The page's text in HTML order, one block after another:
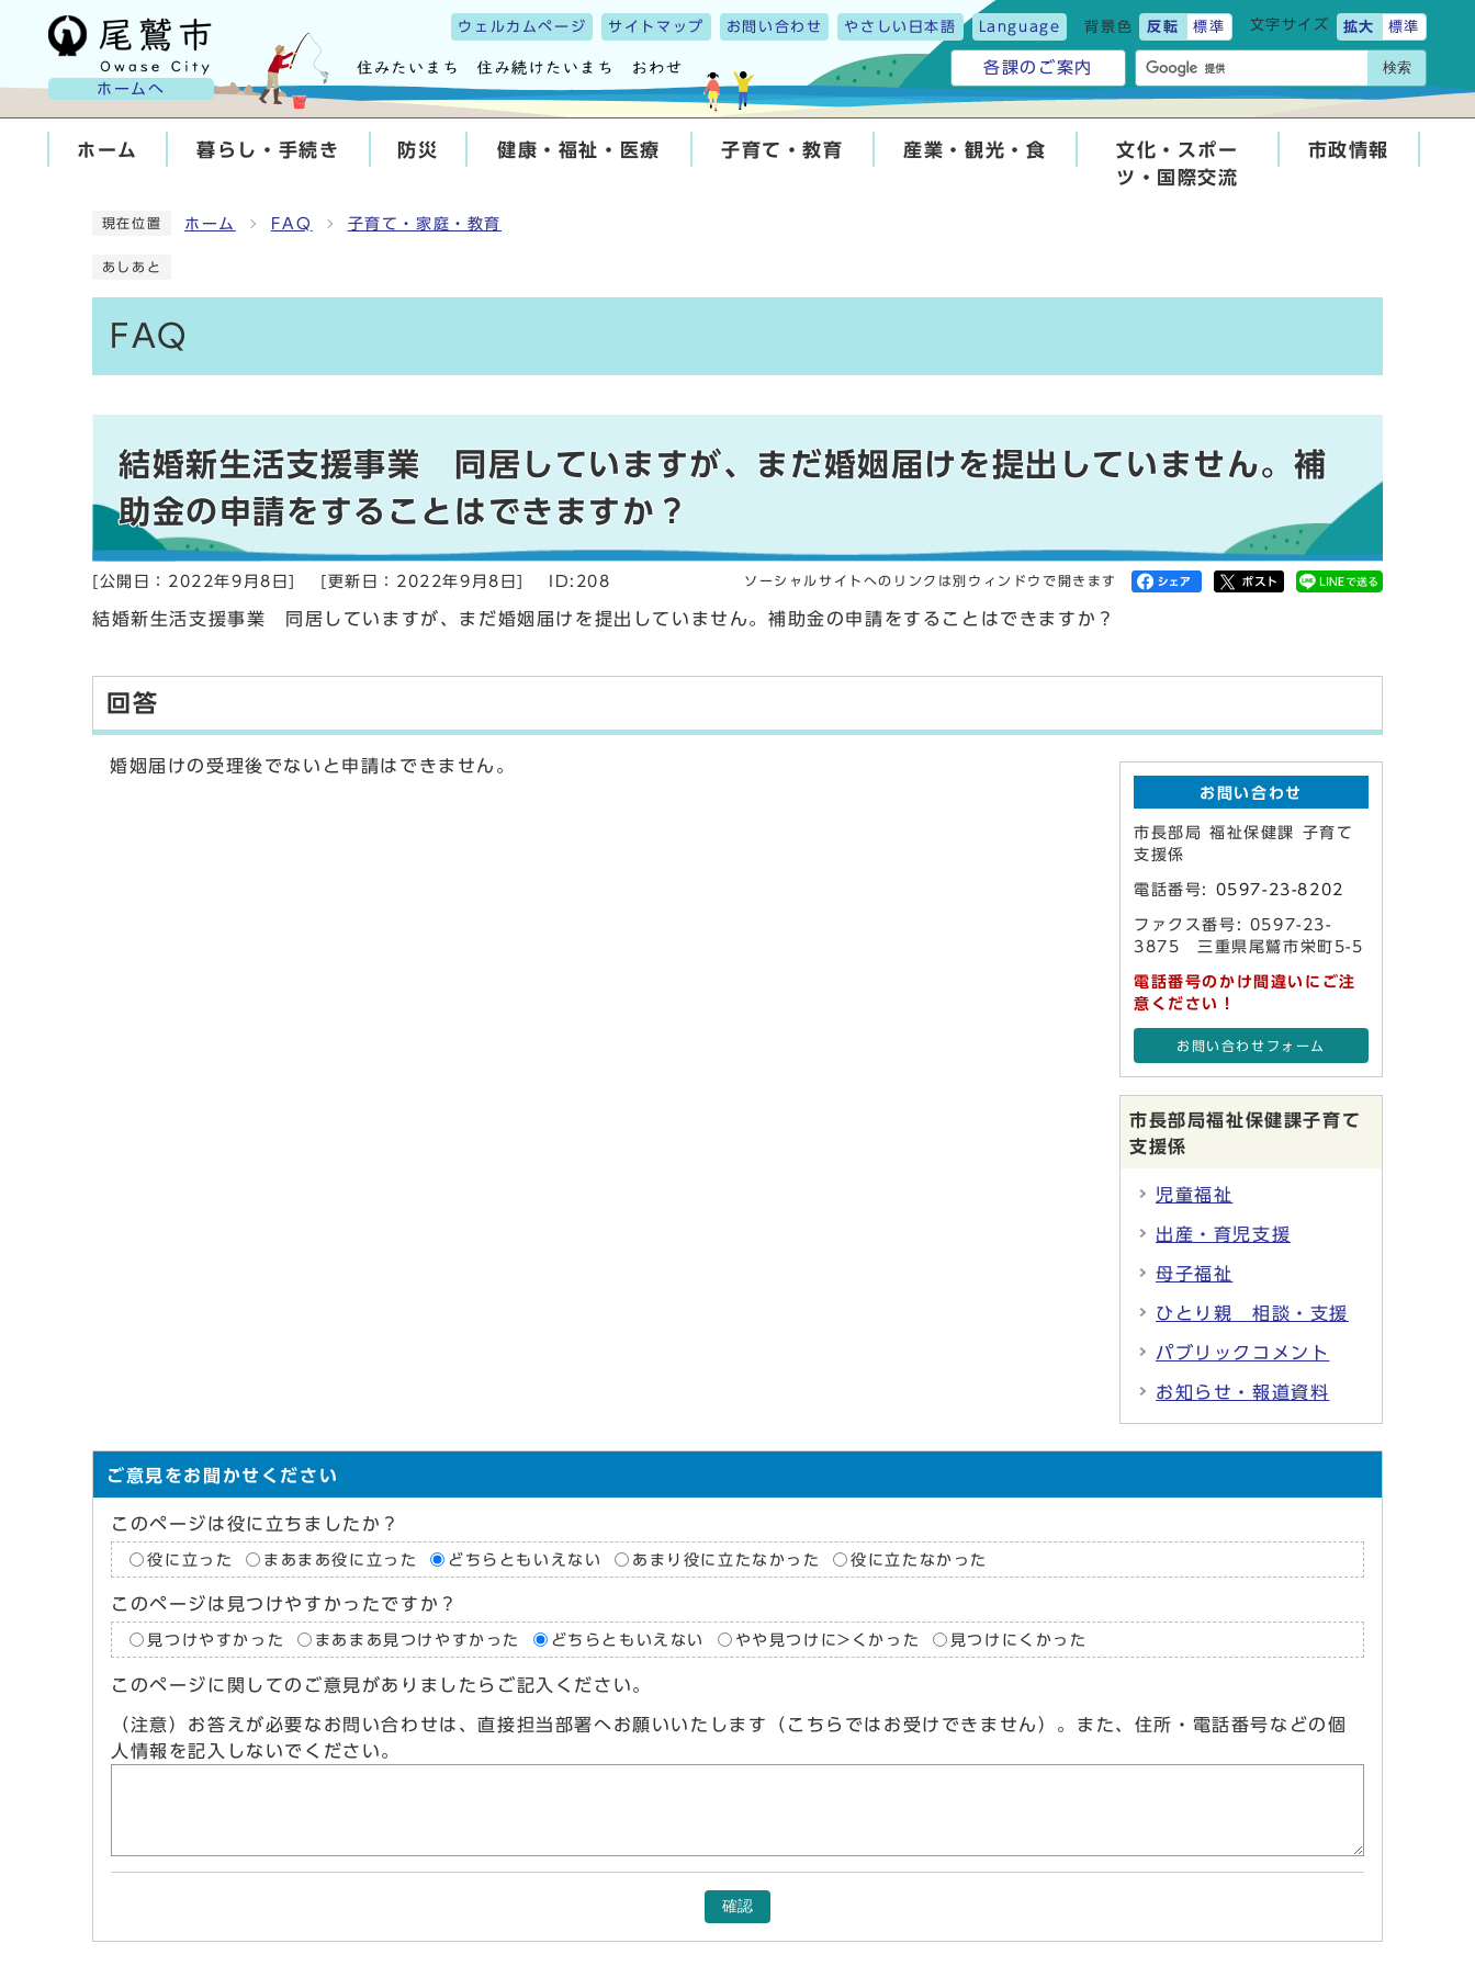
ホームへ
ウェルカムページ サイトマップ お問い合わせ やさしい日本語 Language 背景色 反転 標準 文字サイズ 拡大 標準
各課のご案内 検索
ホーム 暮らし・手続き 防災 健康・福祉・医療 子育て・教育 産業・観光・食
文化・スポー
ツ・国際交流
市政情報
現在位置 ホーム FAQ 子育て・家庭・教育
あしあと
FAQ
結婚新生活支援事業 同居していますが、まだ婚姻届けを提出していません。補
助金の申請をすることはできますか？
[公開日：2022年9月8日] [更新日：2022年9月8日] ID:208 ソーシャルサイトへのリンクは別ウィンドウで開きます
結婚新生活支援事業 同居していますが、まだ婚姻届けを提出していません。補助金の申請をすることはできますか？
回答
婚姻届けの受理後でないと申請はできません。
お問い合わせ
市長部局 福祉保健課 子育て
支援係
電話番号: 0597-23-8202
ファクス番号: 0597-23-
3875 三重県尾鷲市栄町5-5
電話番号のかけ間違いにご注
意ください！
お問い合わせフォーム
市長部局福祉保健課子育て
支援係
児童福祉
出産・育児支援
母子福祉
ひとり親 相談・支援
パブリックコメント
お知らせ・報道資料
ご意見をお聞かせください
このページは役に立ちましたか？
役に立った まあまあ役に立った どちらともいえない あまり役に立たなかった 役に立たなかった
このページは見つけやすかったですか？
見つけやすかった まあまあ見つけやすかった どちらともいえない やや見つけに>くかった 見つけにくかった
このページに関してのご意見がありましたらご記入ください。
（注意）お答えが必要なお問い合わせは、直接担当部署へお願いいたします（こちらではお受けできません）。また、住所・電話番号などの個
人情報を記入しないでください。
確認